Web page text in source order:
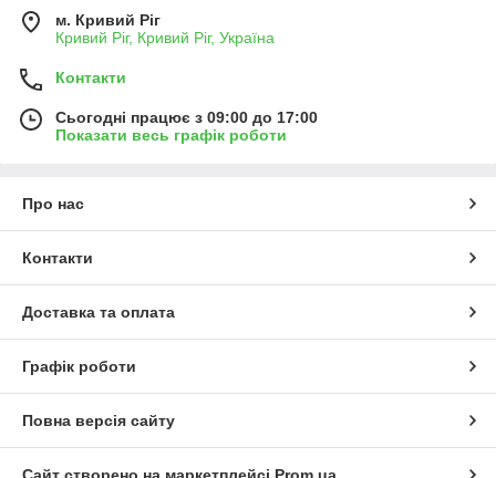
м. Кривий Ріг
Кривий Ріг, Кривий Ріг, Україна
Контакти
Сьогодні працює з 09:00 до 17:00
Показати весь графік роботи
Про нас
Контакти
Доставка та оплата
Графік роботи
Повна версія сайту